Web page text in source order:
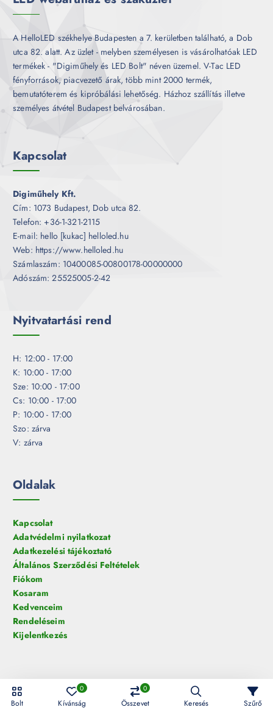
A HelloLED székhelye Budapesten a 7. kerületben található, a Dob
utca 82. alatt. Az üzlet - melyben személyesen is vásárolhatóak LED
termékek - "Digiműhely és LED Bolt" néven üzemel. V-Tac LED
fényforrások, piacvezető árak, több mint 2000 termék,
bemutatóterem és kipróbálási lehetőség. Házhoz szállítás illetve
személyes átvétel Budapest belvárosában.
Kapcsolat
Digiműhely Kft.
Cím: 1073 Budapest, Dob utca 82.
Telefon: +36-1-321-2115
E-mail: hello [kukac] helloled.hu
Web: https://www.helloled.hu
Számlaszám: 10400085-00800178-00000000
Adószám: 25525005-2-42
Nyitvatartási rend
H: 12:00 - 17:00
K: 10:00 - 17:00
Sze: 10:00 - 17:00
Cs: 10:00 - 17:00
P: 10:00 - 17:00
Szo: zárva
V: zárva
Oldalak
Kapcsolat
Adatvédelmi nyilatkozat
Adatkezelési tájékoztató
Általános Szerződési Feltételek
Fiókom
Kosaram
Kedvenceim
Rendeléseim
Kijelentkezés
© 2026 HelloLED.hu Digiműhely Kft. | Minden jog fenntartva!
Bolt
0
Kívánság
0
Összevet Keresés Szűrő